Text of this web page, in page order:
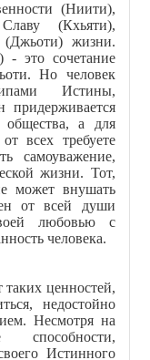
(Ниити),
(Кхьяти),
(Джьоти) жизни.
- это сочетание
Но человек
Истины,
а для
всех требуете
самоуважение,
жизни. Тот,
может внушать
от всей души
любовью с
человека.
таких ценностей,
недостойно
Несмотря на
Истинного